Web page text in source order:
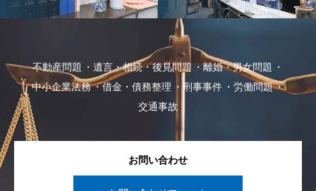
不動産問題 遺言・相続・後見問題
離婚・男女問題
中小企業法務
借金・債務整理 刑事事件
労働問題
交通事故
お問い合わせ